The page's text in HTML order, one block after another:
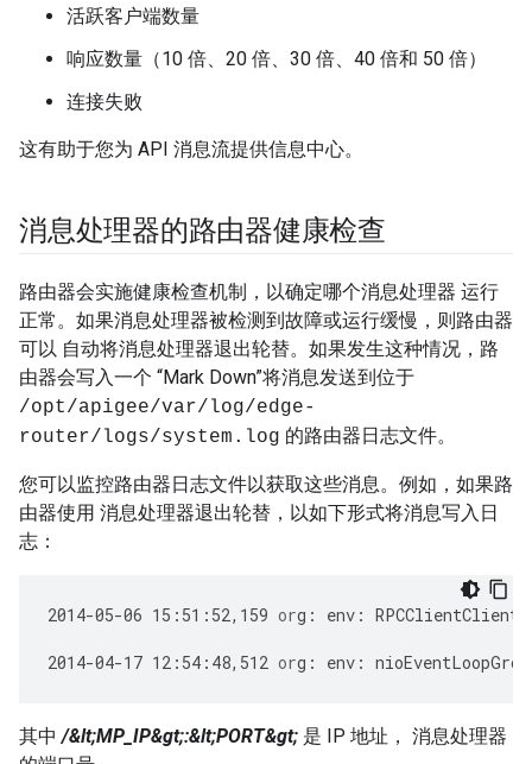
活跃客户端数量
响应数量（10 倍、20 倍、30 倍、40 倍和 50 倍）
连接失败
这有助于您为 API 消息流提供信息中心。
消息处理器的路由器健康检查
路由器会实施健康检查机制，以确定哪个消息处理器 运行
正常。如果消息处理器被检测到故障或运行缓慢，则路由器
可以 自动将消息处理器退出轮替。如果发生这种情况，路
由器会写入一个 “Mark Down”将消息发送到位于
/opt/apigee/var/log/edge-
router/logs/system.log 的路由器日志文件。
您可以监控路由器日志文件以获取这些消息。例如，如果路
由器使用 消息处理器退出轮替，以如下形式将消息写入日
志：
2014-05-06 15 : 51 : 52, 159 org : env :
2014-04-17 12 : 54 : 48, 512 org : env :
其中/&lt;MP_IP&gt;:&lt;PORT&gt; 是 IP 地址， 消息处理器